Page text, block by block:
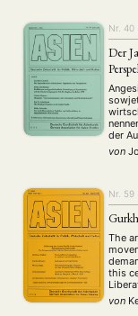
NEWS ASIEN
Aktuelles von unseren
Auszeichnung (12)
Cinema (4) DGA (92)
Geografie (2)
Hybrid (172)
Nr. 40
Der
der
von
Nr. 59
The
this
rights
hill
von